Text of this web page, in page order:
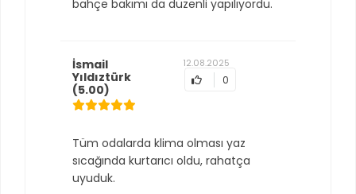
bahçe bakımı da düzenli yapılıyordu.
İsmail
Yıldıztürk
(5.00)
12.08.2025
0
Tüm odalarda klima olması yaz
sıcağında kurtarıcı oldu, rahatça
uyuduk.